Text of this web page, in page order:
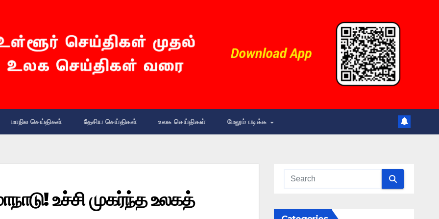
மாநில செய்திகள் தேசிய செய்திகள் உலக செய்திகள் மேலும் படிக்க
உச்சி முகர்ந்த உலகத்